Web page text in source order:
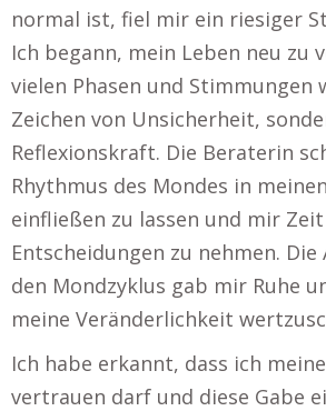
normal ist, fiel mir ein riesiger
Ich begann, mein Leben neu zu
vielen Phasen und Stimmungen
Zeichen von Unsicherheit,
Reflexionskraft. Die Beraterin
Rhythmus des Mondes in
einfließen zu lassen und mir
Entscheidungen zu nehmen.
den Mondzyklus gab mir Ruhe
meine Veränderlichkeit
Ich habe erkannt, dass ich
vertrauen darf und diese Gabe